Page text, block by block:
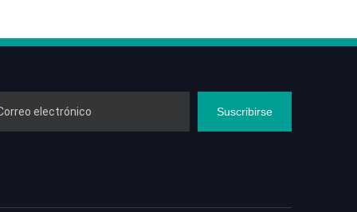
Suscribirse